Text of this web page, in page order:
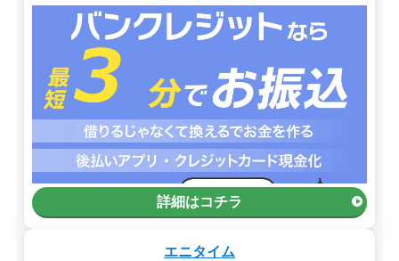
詳細はコチラ
エニタイム